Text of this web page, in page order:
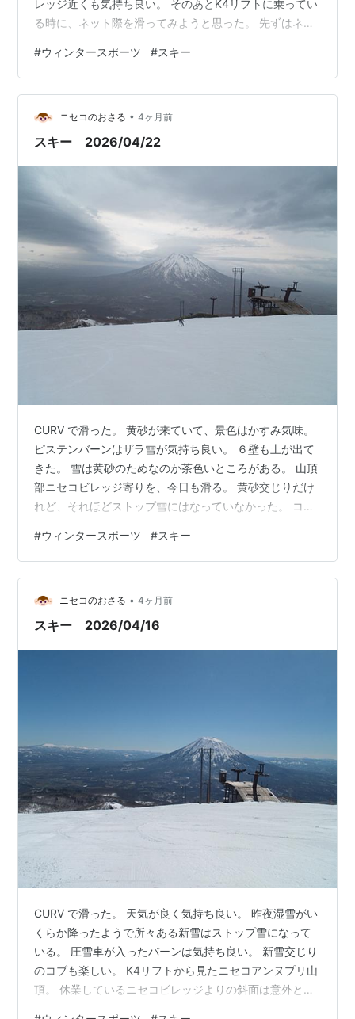
レッジ近くも気持ち良い。 そのあとK4リフトに乗ってい
る時に、ネット際を滑ってみようと思った。 先ずはネッ
登り、ネットの外に出て滑った。 少し乗った新雪が多少
ストップ雪だったが、気持ちよく滑れた。 エースゴンド
ラ山頂駅の前で索道の知人に会い、しばらく話をした。
駐車場に戻るとまた別の知人に会い話をした。 滑ってい
る間も知った人を何人か見かけたりして、春のシーズン
#ウィンタースポーツ #スキー
ニセコのおさる • 4ヶ月前
スキー 2026/04/22
CURV で滑った。 黄砂が来ていて、景色はかすみ気味。
ピステンバーンはザラ雪が気持ち良い。 ６壁も土が出て
きた。 雪は黄砂のためなのか茶色いところがある。 山頂
部ニセコビレッジ寄りを、今日も滑る。 黄砂交じりだけ
れど、それほどストップ雪にはなっていなかった。 コブ
下に見えるのが新鮮だ。 滑っている人は少なくなり、７
回乗ったK3リフトは毎回一人だった。
#ウィンタースポーツ #スキー
ニセコのおさる • 4ヶ月前
スキー 2026/04/16
CURV で滑った。 天気が良く気持ち良い。 昨夜湿雪がい
くらか降ったようで所々ある新雪はストップ雪になって
いる。 圧雪車が入ったバーンは気持ち良い。 新雪交じり
のコブも楽しい。 K4リフトから見たニセコアンヌプリ山
頂。 休業しているニセコビレッジよりの斜面は意外と気